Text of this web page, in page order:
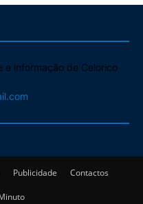
e informação de Celorico
Publicidade Contactos